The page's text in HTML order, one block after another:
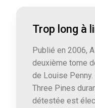
Trop long à
Publié en 2006,
deuxième tome
de Louise
Three Pines
détestée est